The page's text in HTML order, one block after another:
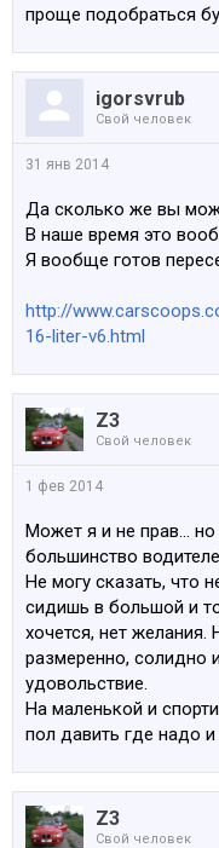
проще подобраться
igorsvrub
Свой человек
31 янв 2014
Да сколько же вы
В наше время это
Я вообще готов
http://
16-liter-v6.html
Z3
Свой человек
1 фев 2014
Может я и не прав...
большинство
Не могу сказать, что
сидишь в большой и
хочется, нет
размеренно, солидно
удовольствие.
На маленькой и
пол давить где надо
Z3
Свой человек